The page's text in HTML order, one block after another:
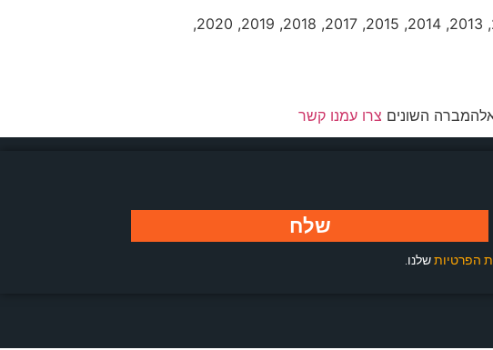
2000, 2001, 2002, 2003, 2004, 2005, 2006, 2007, 2008, 2009, 2010, 2011, 2012, 2013, 2014, 2015, 2017, 2018, 2019, 2020,
השונים צרו עמנו קשר
הפרטיותשלנו.
שלח